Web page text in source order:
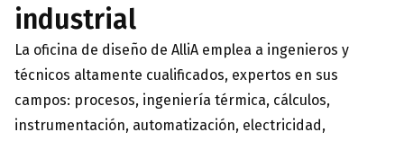
industrial
La oficina de diseño de AlliA emplea a ingenieros y
técnicos altamente cualificados, expertos en sus
campos: procesos, ingeniería térmica, cálculos,
instrumentación, automatización, electricidad,